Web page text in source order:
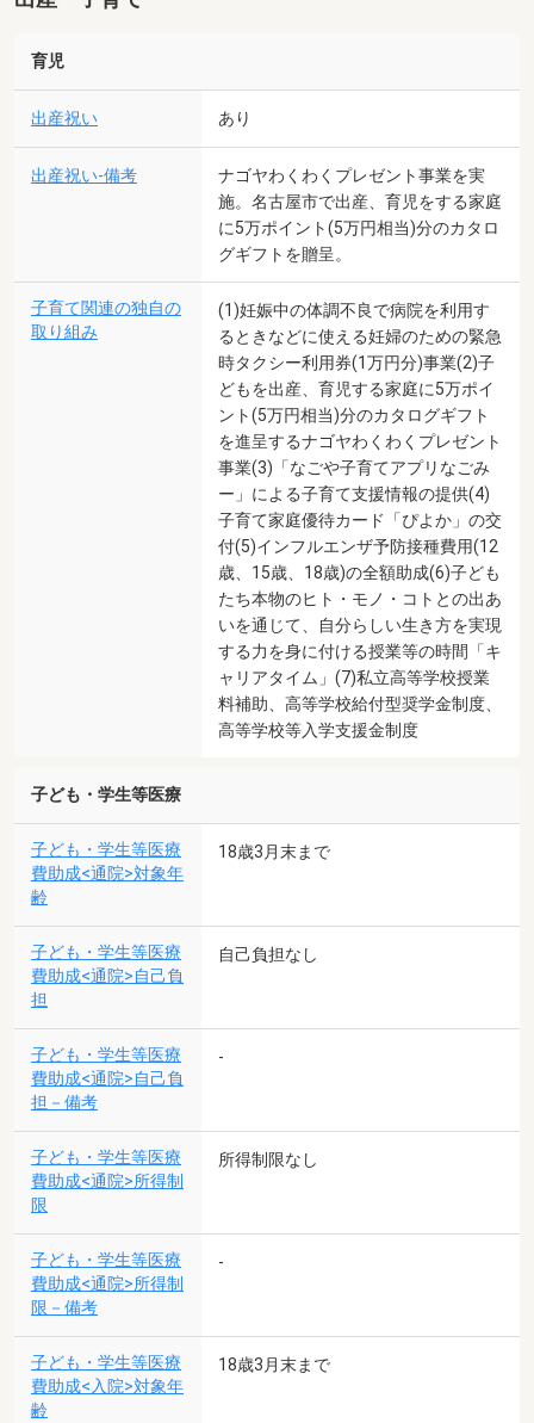
育児
出産祝い あり
出産祝い-備考
ナゴヤわくわくプレゼント事業を実
施。名古屋市で出産、育児をする家庭
に5万ポイント(5万円相当)分のカタロ
グギフトを贈呈。
子育て関連の独自の
取り組み
(1)妊娠中の体調不良で病院を利用す
るときなどに使える妊婦のための緊急
時タクシー利用券(1万円分)事業(2)子
どもを出産、育児する家庭に5万ポイ
ント(5万円相当)分のカタログギフト
を進呈するナゴヤわくわくプレゼント
事業(3)「なごや子育てアプリなごみ
ー」による子育て支援情報の提供(4)
子育て家庭優待カード「ぴよか」の交
付(5)インフルエンザ予防接種費用(12
歳、15歳、18歳)の全額助成(6)子ども
たち本物のヒト・モノ・コトとの出あ
いを通じて、自分らしい生き方を実現
する力を身に付ける授業等の時間「キ
ャリアタイム」(7)私立高等学校授業
料補助、高等学校給付型奨学金制度、
高等学校等入学支援金制度
子ども・学生等医療
子ども・学生等医療
費助成<通院>対象年
齢
18歳3月末まで
子ども・学生等医療
費助成<通院>自己負
担
自己負担なし
子ども・学生等医療
費助成<通院>自己負
担－備考
-
子ども・学生等医療
費助成<通院>所得制
限
所得制限なし
子ども・学生等医療
費助成<通院>所得制
限－備考
-
子ども・学生等医療
費助成<入院>対象年
齢
18歳3月末まで